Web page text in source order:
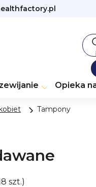
Opieka
Tampony
szt.)